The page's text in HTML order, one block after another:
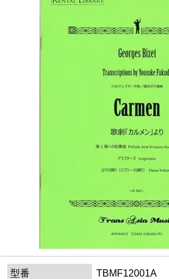
型番
TBMF12001A